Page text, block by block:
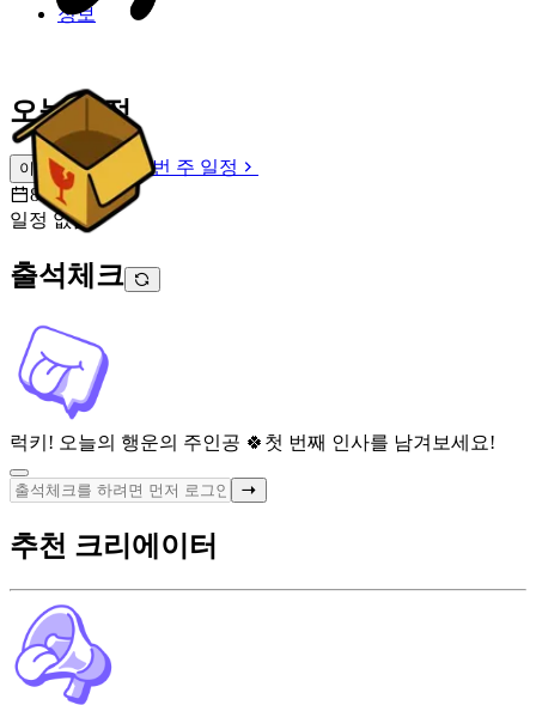
정보
오늘 일정
이번 주 일정
이번 주 일정
8월 6일 [목]
일정 없음
출석체크
럭키! 오늘의 행운의 주인공 🍀 첫 번째 인사를 남겨보세요!
추천 크리에이터